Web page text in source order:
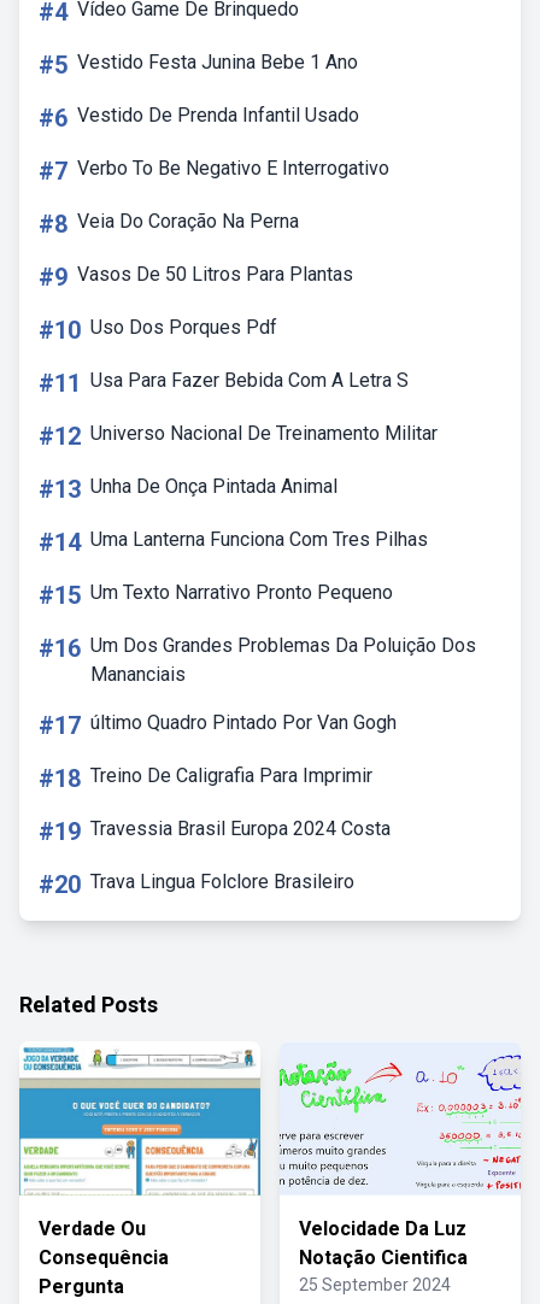
#4 Vídeo Game De Brinquedo
#5 Vestido Festa Junina Bebe 1 Ano
#6 Vestido De Prenda Infantil Usado
#7 Verbo To Be Negativo E Interrogativo
#8 Veia Do Coração Na Perna
#9 Vasos De 50 Litros Para Plantas
#10 Uso Dos Porques Pdf
#11 Usa Para Fazer Bebida Com A Letra S
#12 Universo Nacional De Treinamento Militar
#13 Unha De Onça Pintada Animal
#14 Uma Lanterna Funciona Com Tres Pilhas
#15 Um Texto Narrativo Pronto Pequeno
#16 Um Dos Grandes Problemas Da Poluição Dos
Mananciais
#17 último Quadro Pintado Por Van Gogh
#18 Treino De Caligrafia Para Imprimir
#19 Travessia Brasil Europa 2024 Costa
#20 Trava Lingua Folclore Brasileiro
Related Posts
Verdade Ou
Consequência
Pergunta
Velocidade Da Luz
Notação Cientifica
25 September 2024